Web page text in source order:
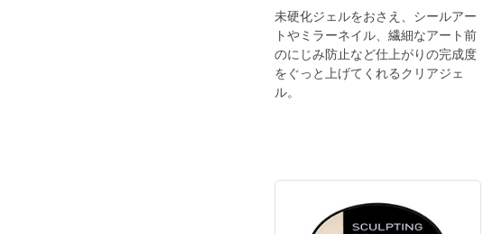
未硬化ジェルをおさえ、シールアー
トやミラーネイル、繊細なアート前
のにじみ防止など仕上がりの完成度
をぐっと上げてくれるクリアジェ
ル。